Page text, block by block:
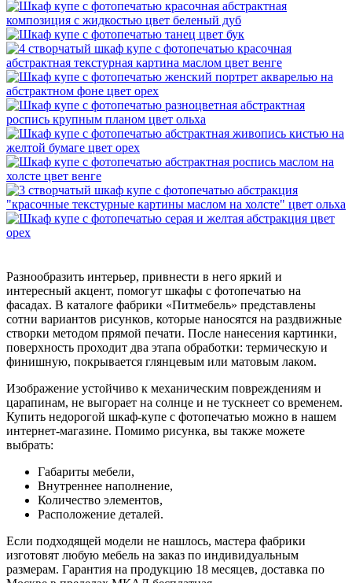
Разнообразить интерьер, привнести в него яркий и
интересный акцент, помогут шкафы с фотопечатью на
фасадах. В каталоге фабрики «Питмебель» представлены
сотни вариантов рисунков, которые наносятся на раздвижные
створки методом прямой печати. После нанесения картинки,
поверхность проходит два этапа обработки: термическую и
финишную, покрывается глянцевым или матовым лаком.
Изображение устойчиво к механическим повреждениям и
царапинам, не выгорает на солнце и не тускнеет со временем.
Купить недорогой шкаф-купе с фотопечатью можно в нашем
интернет-магазине. Помимо рисунка, вы также можете
выбрать:
Габариты мебели,
Внутреннее наполнение,
Количество элементов,
Расположение деталей.
Если подходящей модели не нашлось, мастера фабрики
изготовят любую мебель на заказ по индивидуальным
размерам. Гарантия на продукцию 18 месяцев, доставка по